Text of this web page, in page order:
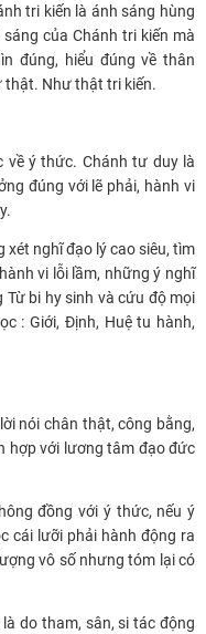
tri kiến là ánh sáng hùng
của Chánh tri kiến mà
đúng, hiểu đúng về thân
thật. Như thật tri kiến.
về ý thức. Chánh tư duy là
đúng với lẽ phải, hành vi
nghĩ đạo lý cao siêu, tìm
vi lỗi lầm, những ý nghĩ
bi hy sinh và cứu độ mọi
: Giới, Định, Huệ tu hành,
nói chân thật, công bằng,
hợp với lương tâm đạo đức
đồng với ý thức, nếu ý
cái lưỡi phải hành động ra
vô số nhưng tóm lại có
do tham, sân, si tác động